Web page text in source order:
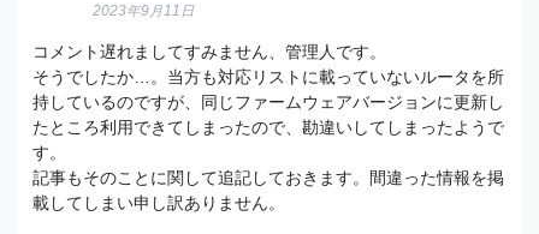
2023年9月11日
コメント遅れましてすみません、管理人です。
そうでしたか…。当方も対応リストに載っていないルータを所
持しているのですが、同じファームウェアバージョンに更新し
たところ利用できてしまったので、勘違いしてしまったようで
す。
記事もそのことに関して追記しておきます。間違った情報を掲
載してしまい申し訳ありません。